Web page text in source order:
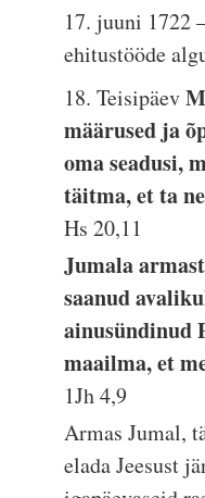
17. juuni 1722
ehitustööde
18. Teisipäev
määrused ja
oma seadusi,
täitma, et ta
Hs 20,11
Jumala
saanud
ainusündinud
maailma, et
1Jh 4,9
Armas Jumal,
elada Jeesust